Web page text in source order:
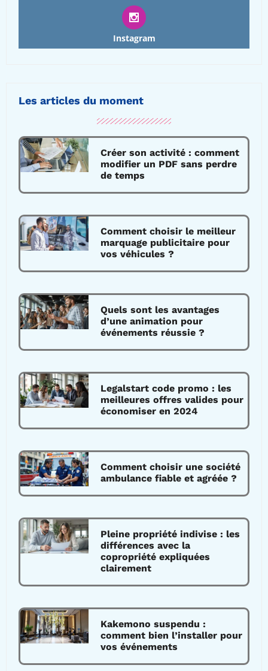
Instagram
Les articles du moment
Créer son activité : comment
modifier un PDF sans perdre
de temps
Comment choisir le meilleur
marquage publicitaire pour
vos véhicules ?
Quels sont les avantages
d’une animation pour
événements réussie ?
Legalstart code promo : les
meilleures offres valides pour
économiser en 2024
Comment choisir une société
ambulance fiable et agréée ?
Pleine propriété indivise : les
différences avec la
copropriété expliquées
clairement
Kakemono suspendu :
comment bien l’installer pour
vos événements